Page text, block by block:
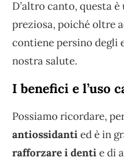
D’altro canto, questa
preziosa, poiché oltre
contiene persino degli
nostra salute.
I benefici e l’uso
Possiamo ricordare,
antiossidantied è in
rafforzare i dentie di